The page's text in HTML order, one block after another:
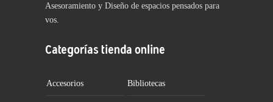
Asesoramiento y Diseño de espacios pensados para
vos.
Categorías tienda online
Accesorios Bibliotecas